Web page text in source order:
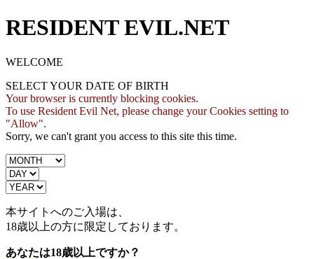
RESIDENT EVIL.NET
WELCOME
SELECT YOUR DATE OF BIRTH
Your browser is currently blocking cookies.
To use Resident Evil Net, please change your Cookies setting to
"Allow".
Sorry, we can't grant you access to this site this time.
本サイトへのご入場は、
18歳以上の方に限定しております。
あなたは18歳以上ですか？